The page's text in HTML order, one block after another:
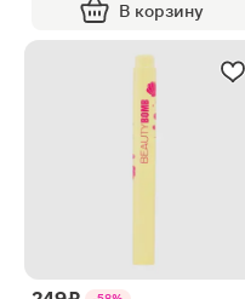
В корзину